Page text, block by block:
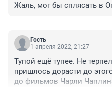
Жаль, мог бы сплясать в
Гость
1 апреля 2022, 21:27
Тупой ещё тупее. Не
пришлось дорасти до
до фильмов Чарли